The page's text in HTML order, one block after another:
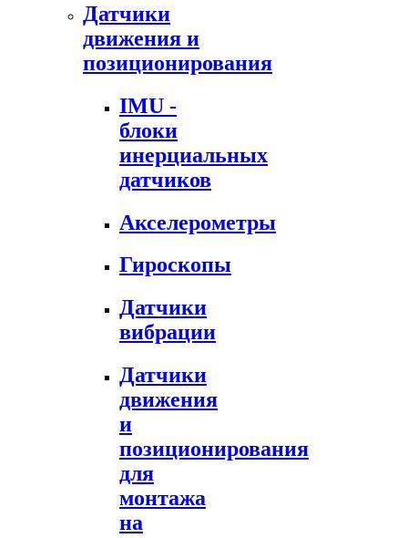
Датчики
движения и
позиционирования
IMU -
блоки
инерциальных
датчиков
Акселерометры
Гироскопы
Датчики
вибрации
Датчики
движения
и
позиционирования
для
монтажа
на